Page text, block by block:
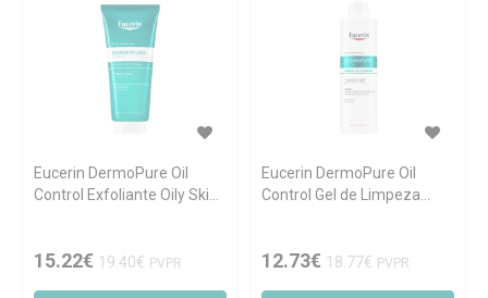
Eucerin DermoPure Oil
Control Exfoliante Oily Skin
15.22€ 19.40€ PVPR
Eucerin DermoPure Oil
Control Gel de Limpeza
12.73€ 18.77€ PVPR